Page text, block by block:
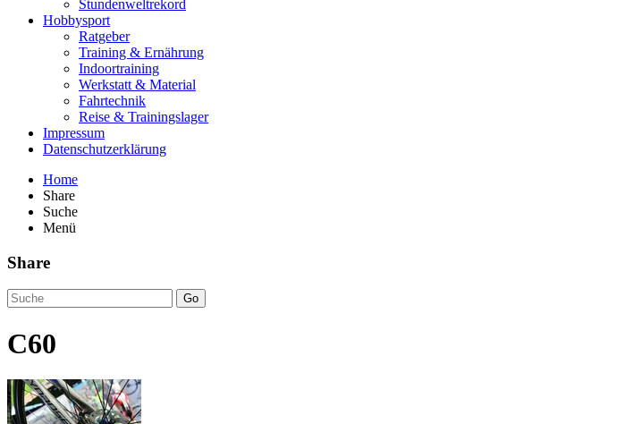
Stundenweltrekord
Hobbysport
Ratgeber
Training & Ernährung
Indoortraining
Werkstatt & Material
Fahrtechnik
Reise & Trainingslager
Impressum
Datenschutzerklärung
Home
Share
Suche
Menü
Share
Go
C60